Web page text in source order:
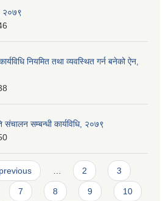
२०७९
नियमित तथा व्यवस्थित गर्न बनेको ऐन,
संचालन सम्बन्धी कार्यविधि, २०७९
2 3
7 8 9 10